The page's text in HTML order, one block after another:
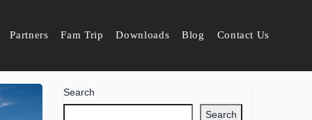
Partners Fam Trip Downloads Blog Contact Us
Search
Search